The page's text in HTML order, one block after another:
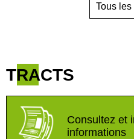
Tous
TRACTS
Consultez et
informations